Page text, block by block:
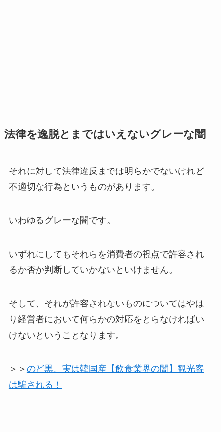
法律を逸脱とまではいえないグレーな闇
それに対して法律違反までは明らかでないけれど
不適切な行為というものがあります。
いわゆるグレーな闇です。
いずれにしてもそれらを消費者の視点で許容され
るか否か判断していかないといけません。
そして、それが許容されないものについてはやは
り経営者において何らかの対応をとらなければい
けないということなります。
＞＞ のど黒、実は韓国産【飲食業界の闇】観光客
は騙される！